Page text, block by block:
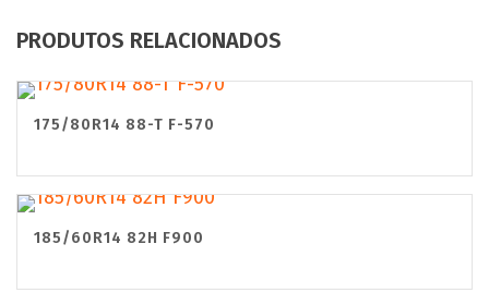
PRODUTOS RELACIONADOS
175/80R14 88-T F-570
185/60R14 82H F900